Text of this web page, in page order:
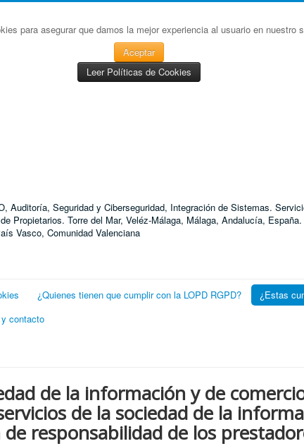
para asegurar que damos la mejor experiencia al usuario en nuestro
Aceptar
Leer Políticas de Cookies
Seguridad y Ciberseguridad, Integración de Sistemas.
Propietarios. Torre del Mar, Veléz-Málaga, Málaga, Andalucía,
Vasco, Comunidad Valenciana
¿Quienes tienen que cumplir con la LOPD RGPD? ¿Estas
contacto
de la información y de
de la sociedad de la
responsabilidad de los